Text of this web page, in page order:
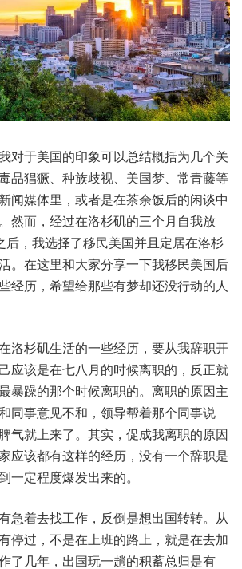
对于美国的印象可以总结概括为几个关
品猖獗、种族歧视、美国梦、常青藤等
闻媒体里，或者是在茶余饭后的闲谈中
然而，经过在洛杉矶的三个月自我放
后，我选择了移民美国并且定居在洛杉
。在这里和大家分享一下我移民美国后
经历，希望给那些有梦却还没行动的人
洛杉矶生活的一些经历，要从我辞职开
应该是在七八月的时候离职的，反正就
暴躁的那个时候离职的。离职的原因主
同事意见不和，领导帮着那个同事说
气就上来了。其实，促成我离职的原因
应该都有这样的经历，没有一个辞职是
一定程度爆发出来的。
急着去找工作，反倒是想出国转转。从
停过，不是在上班的路上，就是在去加
了几年，出国玩一趟的积蓄总归是有